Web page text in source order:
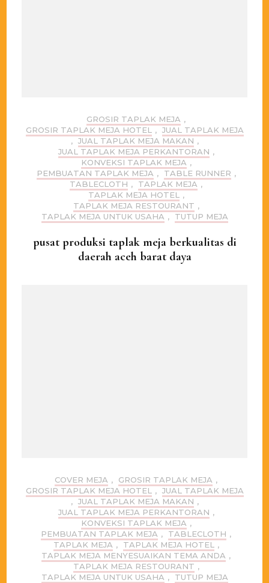
GROSIR TAPLAK MEJA ,
GROSIR TAPLAK MEJA HOTEL
, JUAL TAPLAK MEJA
, JUAL TAPLAK MEJA MAKAN ,
JUAL TAPLAK MEJA PERKANTORAN ,
KONVEKSI TAPLAK MEJA ,
PEMBUATAN TAPLAK MEJA , TABLE RUNNER ,
TABLECLOTH , TAPLAK MEJA ,
TAPLAK MEJA HOTEL
,
TAPLAK MEJA RESTOURANT ,
TAPLAK MEJA UNTUK USAHA , TUTUP MEJA
pusat produksi taplak meja berkualitas di
daerah aceh barat daya
COVER MEJA , GROSIR TAPLAK MEJA ,
GROSIR TAPLAK MEJA HOTEL , JUAL TAPLAK MEJA
, JUAL TAPLAK MEJA MAKAN ,
JUAL TAPLAK MEJA PERKANTORAN ,
KONVEKSI TAPLAK MEJA ,
PEMBUATAN TAPLAK MEJA , TABLECLOTH ,
TAPLAK MEJA , TAPLAK MEJA HOTEL ,
TAPLAK MEJA MENYESUAIKAN TEMA ANDA ,
TAPLAK MEJA RESTOURANT ,
TAPLAK MEJA UNTUK USAHA , TUTUP MEJA